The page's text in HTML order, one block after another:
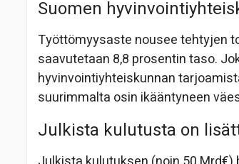
Suomen
Työttömyysaste nousee tehtyjen
saavutetaan 8,8 prosentin taso.
hyvinvointiyhteiskunnan
suurimmalta osin ikääntyneen
Julkista kulutusta on